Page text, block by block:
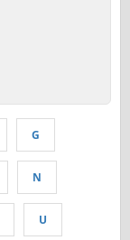
G
N
U